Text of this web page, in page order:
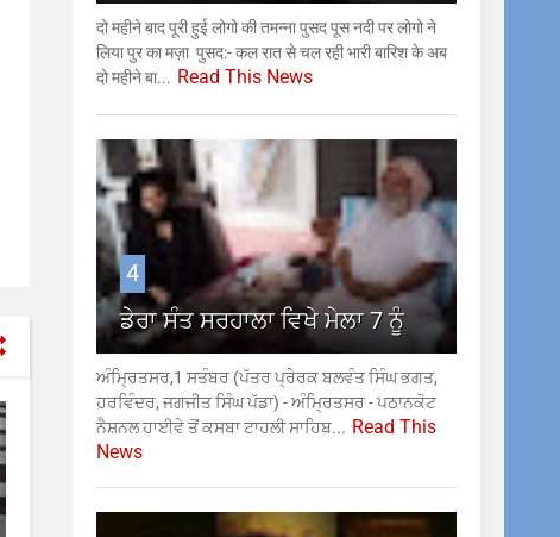
दो महीने बाद पूरी हुई लोगो की तमन्ना पुसद पूस नदी पर लोगो ने
लिया पुर का मज़ा पुसद:- कल रात से चल रही भारी बारिश के अब
दो महीने बा... Read This News
4
ਡੇਰਾ ਸੰਤ ਸਰਹਾਲਾ ਵਿਖੇ ਮੇਲਾ 7 ਨੂੰ
ਅੰਮ੍ਰਿਤਸਰ,1 ਸਤੰਬਰ (ਪੱਤਰ ਪ੍ਰੇਰਕ ਬਲਵੰਤ ਸਿੰਘ ਭਗਤ,
ਹਰਵਿੰਦਰ, ਜਗਜੀਤ ਸਿੰਘ ਪੱਡਾ) - ਅੰਮ੍ਰਿਤਸਰ - ਪਠਾਨਕੋਟ
ਨੈਸ਼ਨਲ ਹਾਈਵੇ ਤੋਂ ਕਸਬਾ ਟਾਹਲੀ ਸਾਹਿਬ... Read This
News